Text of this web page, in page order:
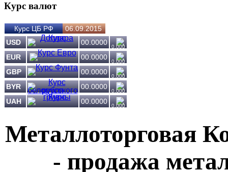
Курс валют
Курс ЦБ РФ
06.09.2015
USD
00.0000
0.000
EUR 00.0000
0.000
GBP 00.0000
0.000
BYR 00.0000
0.000
UAH 00.0000
0.000
Металлоторговая
- продажа